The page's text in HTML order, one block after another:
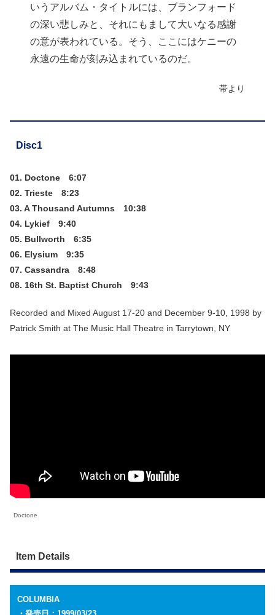
いうアルバム・タイトルには、ブランフォード
の深い悲しみと、それにもまして大いなる感謝
の意が表われている。そう、ここにはケニーの
永遠の生命が刻み込まれているのだ。
帯より
Disc1
01. Doctone 6:07
02. Trieste 8:23
03. A Thousand Autumns 10:38
04. Lykief 9:40
05. Bullworth 6:35
06. Elysium 9:35
07. Cassandra 8:48
08. 16th St. Baptist Church 9:43
Recorded and Mixed August 17-20 and December 9-10, 1998 by
Patrick Smith at The Music Hall Theatre in Tarrytown, NY
Doctone
Item Details
COLUMBIA